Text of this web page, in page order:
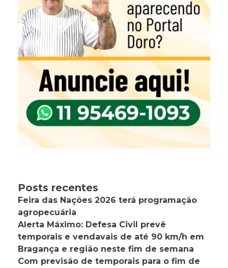
Posts recentes
Feira das Nações 2026 terá programação
agropecuária
Alerta Máximo: Defesa Civil prevê
temporais e vendavais de até 90 km/h em
Bragança e região neste fim de semana
Com previsão de temporais para o fim de